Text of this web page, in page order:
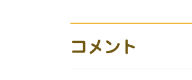
コメント